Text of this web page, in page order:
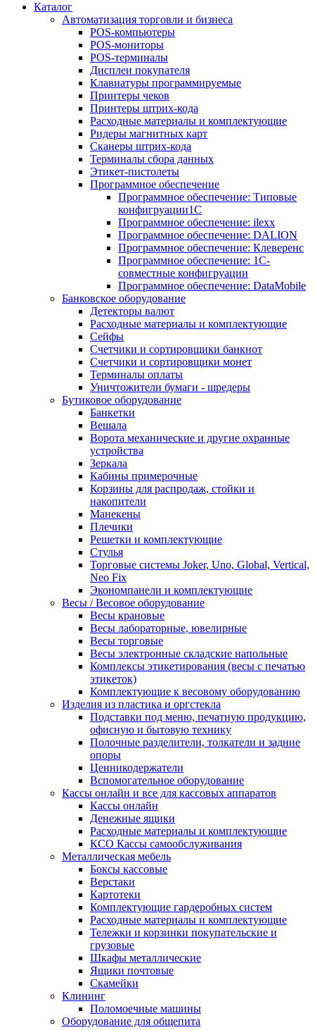
Каталог
Автоматизация торговли и бизнеса
POS-компьютеры
POS-мониторы
POS-терминалы
Дисплеи покупателя
Клавиатуры программируемые
Принтеры чеков
Принтеры штрих-кода
Расходные материалы и комплектующие
Ридеры магнитных карт
Сканеры штрих-кода
Терминалы сбора данных
Этикет-пистолеты
Программное обеспечение
Программное обеспечение: Типовые
конфигруации1С
Программное обеспечение: ilexx
Программное обеспечение: DALION
Программное обеспечение: Клеверенс
Программное обеспечение: 1С-
совместные конфигруации
Программное обеспечение: DataMobile
Банковское оборудование
Детекторы валют
Расходные материалы и комплектующие
Сейфы
Счетчики и сортировщики банкнот
Счетчики и сортировщики монет
Терминалы оплаты
Уничтожители бумаги - шредеры
Бутиковое оборудование
Банкетки
Вешала
Ворота механические и другие охранные
устройства
Зеркала
Кабины примерочные
Корзины для распродаж, стойки и
накопители
Манекены
Плечики
Решетки и комплектующие
Стулья
Торговые системы Joker, Uno, Global, Vertical,
Neo Fix
Экономпанели и комплектующие
Весы / Весовое оборудование
Весы крановые
Весы лабораторные, ювелирные
Весы торговые
Весы электронные складские напольные
Комплексы этикетирования (весы с печатью
этикеток)
Комплектующие к весовому оборудованию
Изделия из пластика и оргстекла
Подставки под меню, печатную продукцию,
офисную и бытовую технику
Полочные разделители, толкатели и задние
опоры
Ценникодержатели
Вспомогательное оборудование
Кассы онлайн и все для кассовых аппаратов
Кассы онлайн
Денежные ящики
Расходные материалы и комплектующие
КСО Кассы самообслуживания
Металлическая мебель
Боксы кассовые
Верстаки
Картотеки
Комплектующие гардеробных систем
Расходные материалы и комплектующие
Тележки и корзинки покупательские и
грузовые
Шкафы металлические
Ящики почтовые
Скамейки
Клининг
Поломоечные машины
Оборудование для общепита